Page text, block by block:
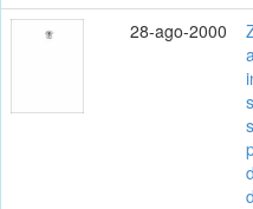
28-ago-2000